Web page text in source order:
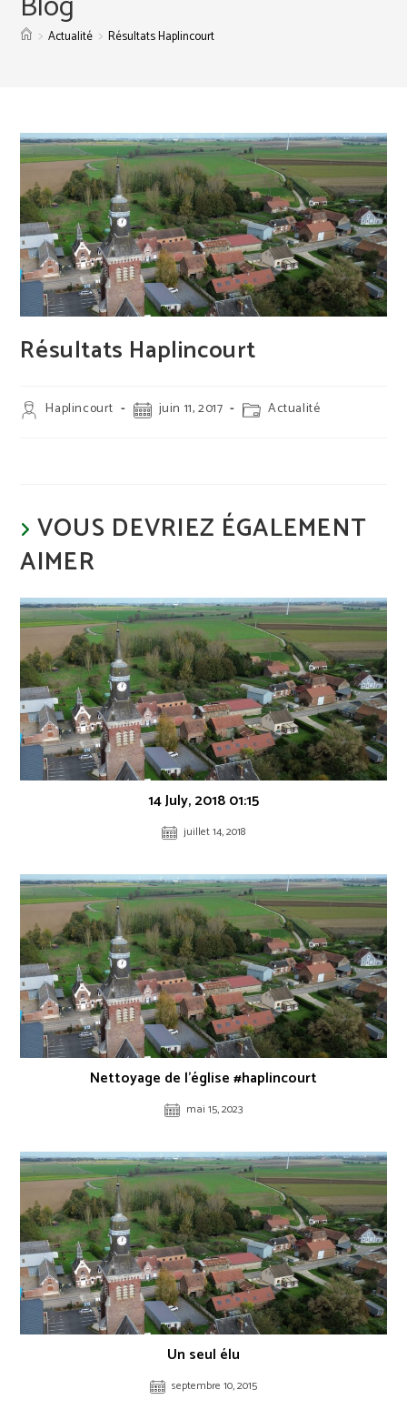
> Actualité > Résultats Haplincourt
Résultats Haplincourt
Auteur/autrice
de
Haplincourt
Publication
publiée :
juin 11, 2017
Post Actualité
VOUS DEVRIEZ ÉGALEMENT
AIMER
14 July, 2018 01:15
juillet 14, 2018
Nettoyage de l’église #haplincourt
mai 15, 2023
Un seul élu
septembre 10, 2015